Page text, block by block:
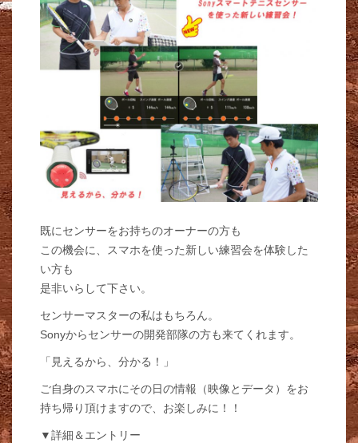
既にセンサーをお持ちのオーナーの方も
この機会に、スマホを使った新しい練習会を体験した
い方も
是非いらして下さい。
センサーマスターの私はもちろん。
Sonyからセンサーの開発部隊の方も来てくれます。
「見えるから、分かる！」
ご自身のスマホにその日の情報（映像とデータ）をお
持ち帰り頂けますので、お楽しみに！！
▼詳細＆エントリー